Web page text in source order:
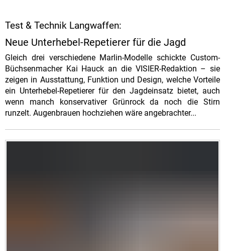
Test & Technik Langwaffen:
Neue Unterhebel-Repetierer für die Jagd
Gleich drei verschiedene Marlin-Modelle schickte Custom-
Büchsenmacher Kai Hauck an die VISIER-Redaktion – sie
zeigen in Ausstattung, Funktion und Design, welche Vorteile
ein Unterhebel-Repetierer für den Jagdeinsatz bietet, auch
wenn manch konservativer Grünrock da noch die Stirn
runzelt. Augenbrauen hochziehen wäre angebrachter...